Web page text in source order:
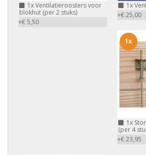
1xVentilatieroosters voor
blokhut (per 2 stuks)
+€ 5,50
1x
+€ 25,00
1x
(per 4
+€ 23,95
1x